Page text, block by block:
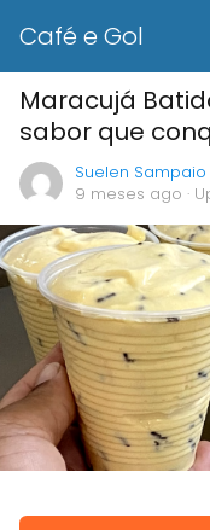
Café e Gol
Maracujá
sabor que
Suelen Sampaio
9 meses ago ·